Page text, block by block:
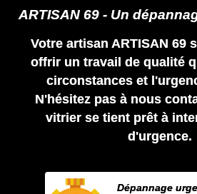
ARTISAN 69 - Un
Votre artisan ARTISAN 69
offrir un travail de qualité
circonstances et
N'hésitez pas à nous
vitrier se tient prêt à
d'urgence.
Dépannage